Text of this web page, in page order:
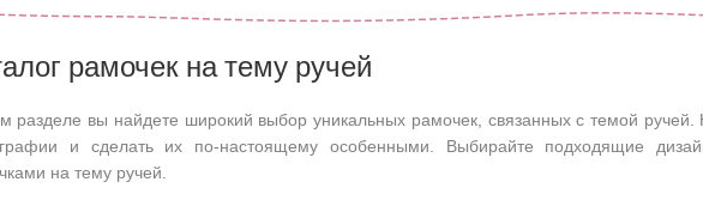
рамочек на тему ручей
разделе вы найдете широкий выбор уникальных рамочек, связанных с темой
и сделать их по-настоящему особенными. Выбирайте подходящие
на тему ручей.